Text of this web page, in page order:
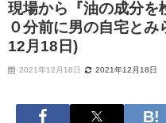
現場から『油の成分
０分前に男の自宅と
12月18日)
2021年12月18日 2021年12月18日